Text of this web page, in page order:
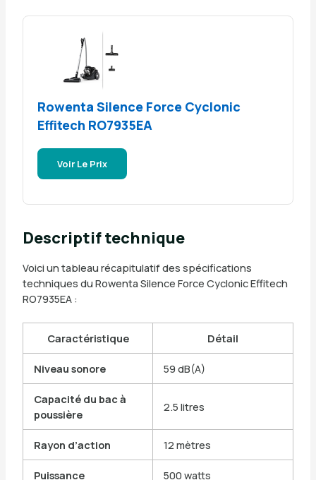
Rowenta Silence Force Cyclonic
Effitech RO7935EA
Voir Le Prix
Descriptif technique
Voici un tableau récapitulatif des spécifications
techniques du Rowenta Silence Force Cyclonic Effitech
RO7935EA :
Caractéristique Détail
Niveau sonore 59 dB(A)
Capacité du bac à
poussière
2.5 litres
Rayon d’action 12 mètres
Puissance 500 watts